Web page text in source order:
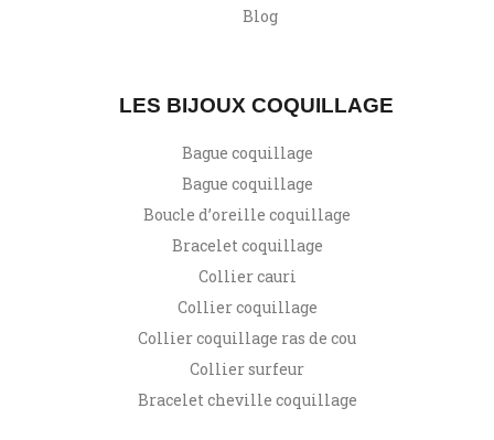
Blog
LES BIJOUX COQUILLAGE
Bague coquillage
Bague coquillage
Boucle d’oreille coquillage
Bracelet coquillage
Collier cauri
Collier coquillage
Collier coquillage ras de cou
Collier surfeur
Bracelet cheville coquillage